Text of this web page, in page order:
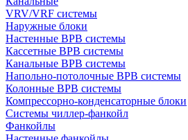
VRV/VRF системы
Наружные блоки
Настенные ВРВ системы
Кассетные ВРВ системы
Канальные ВРВ системы
Напольно-потолочные ВРВ системы
Колонные ВРВ системы
Компрессорно-конденсаторные блоки
Системы чиллер-фанкойл
Фанкойлы